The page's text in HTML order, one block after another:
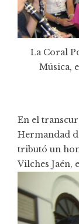
La Coral
Música,
En el
Hermandad
tributó un
Vilches Jaén,